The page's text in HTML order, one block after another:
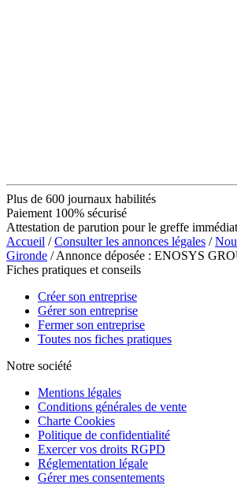
Plus de 600 journaux habilités
Paiement 100% sécurisé
Attestation de parution pour le greffe
Accueil /Consulter les annonces légales /
Gironde / Annonce déposée : ENOSYS
Fiches pratiques et conseils
Créer son entreprise
Gérer son entreprise
Fermer son entreprise
Toutes nos fiches pratiques
Notre société
Mentions légales
Conditions générales de vente
Charte Cookies
Politique de confidentialité
Exercer vos droits RGPD
Réglementation légale
Gérer mes consentements